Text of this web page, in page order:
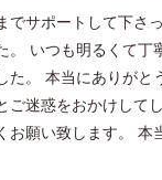
でサポートして下さ
。 いつも明るくて丁
た。 本当にありがと
ご迷惑をおかけして
お願い致します。 本